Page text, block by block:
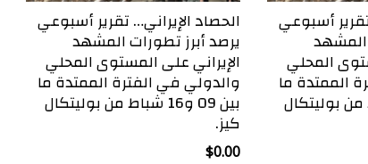
أسبوعي
المشهد
المحلي
الممتدة ما
شباط من بوليتكال
الحصاد الإيراني… تقرير أسبوعي
يرصد أبرز تطورات المشهد
الإيراني على المستوى المحلي
والدولي في الفترة الممتدة ما
بين 09 و16 شباط من بوليتكال
كيز.
$0.00